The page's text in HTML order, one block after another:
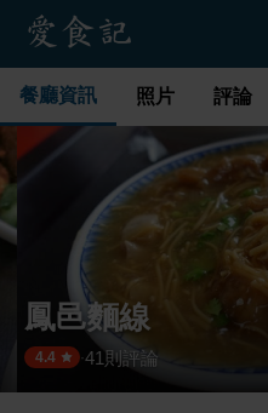
餐廳資訊 照片 評論
鳳邑麵線
4.4 ·41 則評論